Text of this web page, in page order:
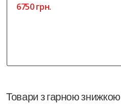
6750 грн.
Товари з гарною знижкою